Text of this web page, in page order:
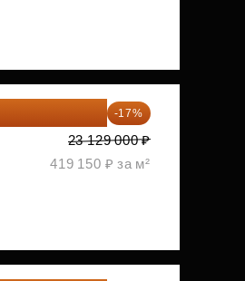
-17%
23 129 000 ₽
419 150 ₽ за м²